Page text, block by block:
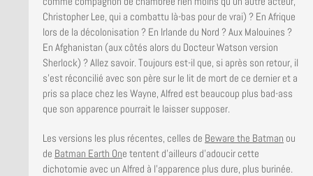
Christopher Lee, qui a combattu là-bas pour de vrai) ? En Afrique
lors de la décolonisation ? En Irlande du Nord ? Aux Malouines ?
En Afghanistan (aux côtés alors du Docteur Watson version
Sherlock) ? Allez savoir. Toujours est-il que, si après son retour, il
s’est réconcilié avec son père sur le lit de mort de ce dernier et a
pris sa place chez les Wayne, Alfred est beaucoup plus bad-ass
que son apparence pourrait le laisser supposer.
Les versions les plus récentes, celles de Beware the Batman ou
de Batman Earth One tentent d’ailleurs d’adoucir cette
dichotomie avec un Alfred à l’apparence plus dure, plus burinée.